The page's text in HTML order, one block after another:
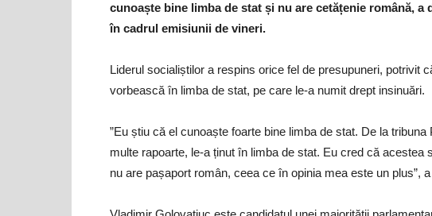
cunoaște bine limba de stat și nu are cetățenie română,
în cadrul emisiunii de vineri.
Liderul socialiștilor a respins orice fel de presupuneri, potrivit
vorbească în limba de stat, pe care le-a numit drept insinuări.
”Eu știu că el cunoaște foarte bine limba de stat. De la
multe rapoarte, le-a ținut în limba de stat. Eu cred că acestea
nu are pașaport român, ceea ce în opinia mea este un plus”,